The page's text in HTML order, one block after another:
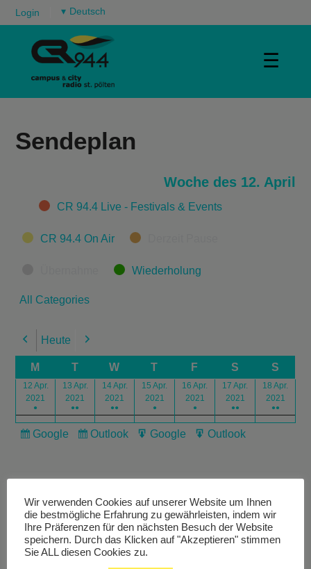
Login ▾
☰
Sendeplan
Woche des 12. April
CategoriesCR 94.4 Live - Festivals & Events
CR 94.4 On Air
Wiederholung
All Categories
Previous
Heute Next
M T W T F S S
12 Apr.
2021
●
13 Apr.
2021
●●
14 Apr.
2021
●●
15 Apr.
2021
●
16 Apr.
2021
●
17 Apr.
2021
●●
18 Apr.
2021
●●
Subscribe
Google
Subscribe
Outlook
Export
Google
Export
Outlook
Livestream
Wir verwenden Cookies auf unserer Website um Ihnen
die bestmögliche Erfahrung zu gewährleisten, indem wir
Ihre Präferenzen für den nächsten Besuch der Website
speichern. Durch das Klicken auf "Akzeptieren" stimmen
Sie ALL diesen Cookies zu.